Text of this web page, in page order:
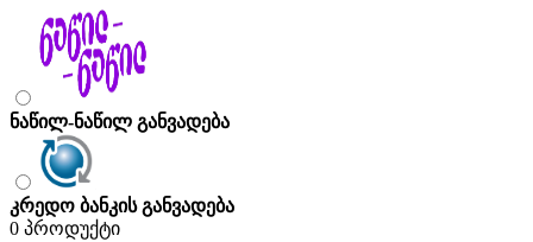
ნაწილ-ნაწილ განვადება
კრედო ბანკის განვადება
0 პროდუქტი